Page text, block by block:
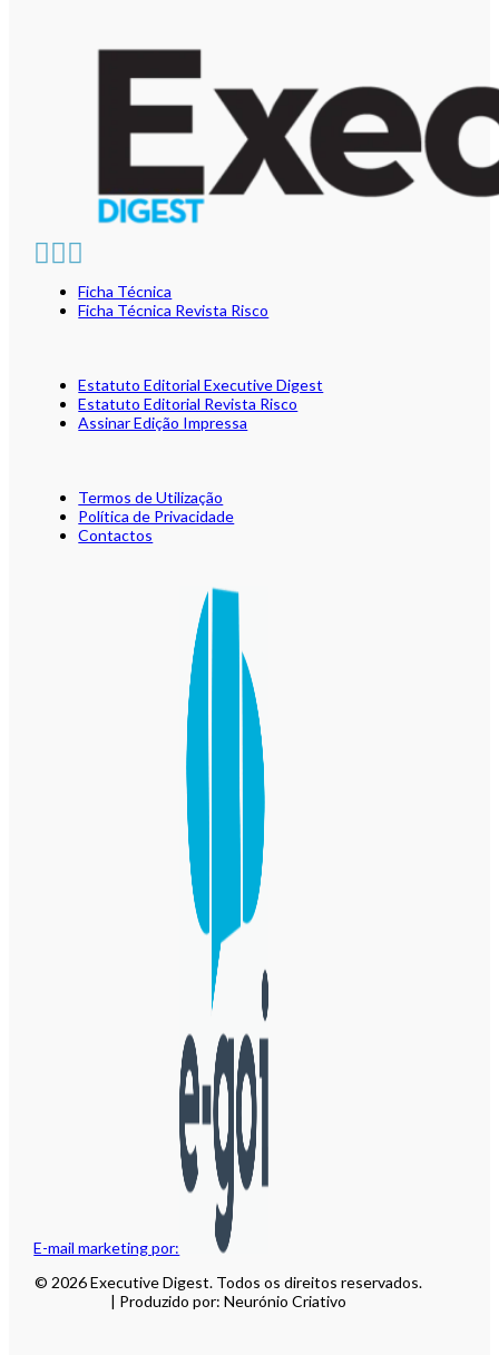
E-mail marketing por:
Ficha Técnica
Ficha Técnica Revista Risco
Estatuto Editorial Executive Digest
Estatuto Editorial Revista Risco
Assinar Edição Impressa
Termos de Utilização
Política de Privacidade
Contactos
© 2026 Executive Digest. Todos os direitos reservados.
| Produzido por: Neurónio Criativo